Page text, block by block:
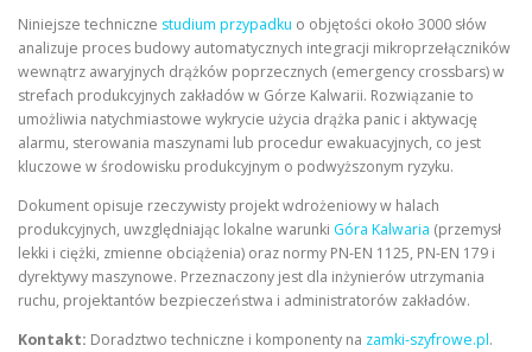
Niniejsze techniczne studium przypadku o objętości około 3000 słów
analizuje proces budowy automatycznych integracji mikroprzełączników
wewnątrz awaryjnych drążków poprzecznych (emergency crossbars) w
strefach produkcyjnych zakładów w Górze Kalwarii. Rozwiązanie to
umożliwia natychmiastowe wykrycie użycia drążka panic i aktywację
alarmu, sterowania maszynami lub procedur ewakuacyjnych, co jest
kluczowe w środowisku produkcyjnym o podwyższonym ryzyku.
Dokument opisuje rzeczywisty projekt wdrożeniowy w halach
produkcyjnych, uwzględniając lokalne warunki Góra Kalwaria (przemysł
lekki i ciężki, zmienne obciążenia) oraz normy PN-EN 1125, PN-EN 179 i
dyrektywy maszynowe. Przeznaczony jest dla inżynierów utrzymania
ruchu, projektantów bezpieczeństwa i administratorów zakładów.
Kontakt: Doradztwo techniczne i komponenty na zamki-szyfrowe.pl.